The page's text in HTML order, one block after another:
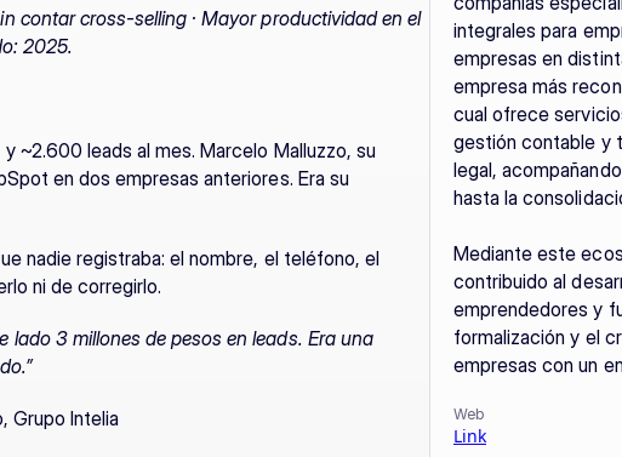
contar cross-selling · Mayor productividad en el
2025.
~2.600 leads al mes. Marcelo Malluzzo, su
en dos empresas anteriores. Era su
nadie registraba: el nombre, el teléfono, el
ni de corregirlo.
lado 3 millones de pesos en leads. Era una
Grupo Intelia
integrales para
empresas en
empresa más
cual ofrece
gestión contable y
legal,
hasta la
Mediante este
contribuido al
emprendedores y
formalización y el
empresas con un
Web
Link